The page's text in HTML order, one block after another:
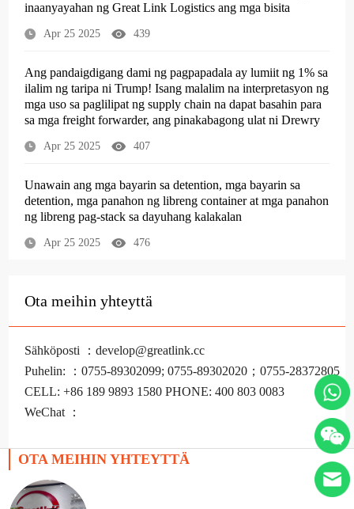
inaanyayahan ng Great Link Logistics ang mga bisita
Apr 25 2025 439
Ang pandaigdigang dami ng pagpapadala ay lumiit ng 1% sa
ilalim ng taripa ni Trump! Isang malalim na interpretasyon ng
mga uso sa paglilipat ng supply chain na dapat basahin para
sa mga freight forwarder, ang pinakabagong ulat ni Drewry
Apr 25 2025 407
Unawain ang mga bayarin sa detention, mga bayarin sa
detention, mga panahon ng libreng container at mga panahon
ng libreng pag-stack sa dayuhang kalakalan
Apr 25 2025 476
Ota meihin yhteyttä
Sähköposti ：develop@greatlink.cc
Puhelin: ：0755-89302099; 0755-89302020；0755-28372805
CELL: +86 189 9893 1580 PHONE: 400 803 0083
WeChat ：
OTA MEIHIN YHTEYTTÄ